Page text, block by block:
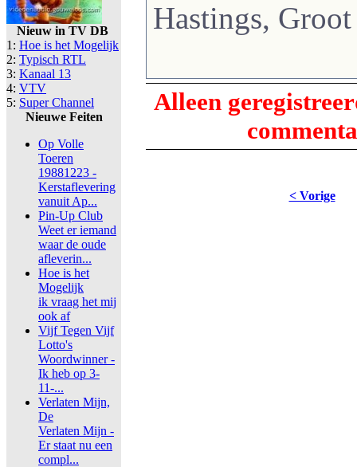
Nieuw in TV DB
1: Hoe is het Mogelijk
2: Typisch RTL
3: Kanaal 13
4: VTV
5: Super Channel
Nieuwe Feiten
Op Volle
Toeren
19881223 -
Kerstaflevering
vanuit Ap...
Pin-Up Club
Weet er iemand
waar de oude
afleverin...
Hoe is het
Mogelijk
ik vraag het mij
ook af
Vijf Tegen Vijf
Lotto's
Woordwinner -
Ik heb op 3-
11-...
Verlaten Mijn,
De
Verlaten Mijn -
Er staat nu een
compl...
Hastings,
Alleen
< Vorige